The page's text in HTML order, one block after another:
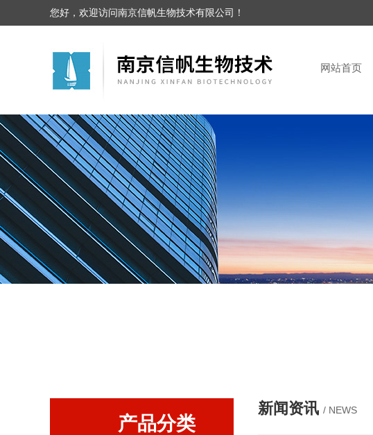
您好，欢迎访问南京信帆生物技术有限公司！
网站首页
产品分类
新闻资讯 / NEWS